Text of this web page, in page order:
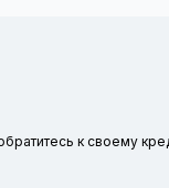
к своему